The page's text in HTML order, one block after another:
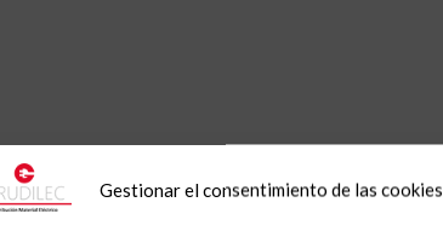
Gestionar el consentimiento de las cookies